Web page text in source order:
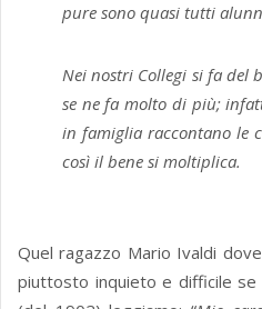
pure sono quasi tutti
Nei nostri Collegi si fa del
se ne fa molto di più;
in famiglia raccontano le
così il bene si moltiplica.
Quel ragazzo Mario Ivaldi
piuttosto inquieto e difficile se